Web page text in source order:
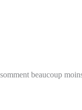
beaucoup